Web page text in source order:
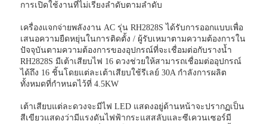
การเปิดใช้งานที่ไม่เรียงลำดับตามลำดับ
เครื่องแจกจ่ายพลังงาน AC รุ่น RH2828S ได้รับการออกแบบเพื่อ
เสนอความยืดหยุ่นในการติดตั้ง / ผู้รับเหมาตามความต้องการใน
ปัจจุบันตามความต้องการของอุปกรณ์ที่จะเชื่อมต่อกับรางน้ำ
RH2828S มีเต้าเสียบไฟ 16 ดวงช่วยให้สามารถเชื่อมต่ออุปกรณ์
ได้ถึง 16 ชิ้นโดยแต่ละเต้าเสียบใช้รีเลย์ 30A กำลังการผลิต
ทั้งหมดที่กำหนดไว้ที่ 4.5KW
เต้าเสียบแต่ละดวงจะมีไฟ LED แสดงอยู่ด้านหน้าจะปรากฏเป็น
สีเขียวแสดงว่ามีแรงดันไฟฟ้ากระแสสลับและซีเควนเซอร์มี